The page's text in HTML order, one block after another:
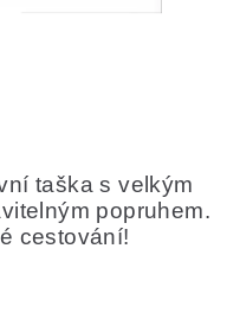
taška s velkým
popruhem.
cestování!